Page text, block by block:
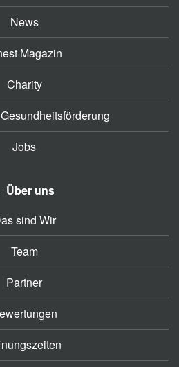
News
Magazin
Charity
Jobs
Über uns
sind Wir
Team
Partner